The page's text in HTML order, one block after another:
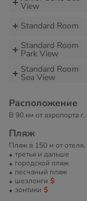
View
Standard Room
Standard Room
Park View
Standard Room
Sea View
Расположение
В 90 км от аэропорта
Пляж
Пляж в 150 м от
третья и дальше
городской пляж
песчаный пляж
шезлонги
зонтики